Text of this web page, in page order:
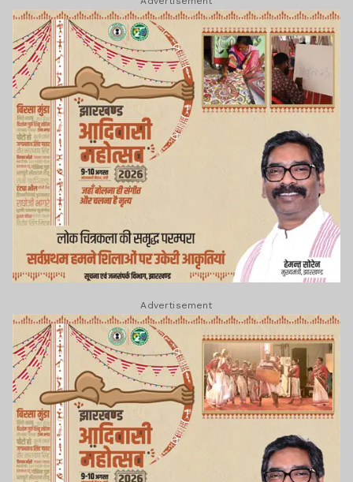
Advertisement